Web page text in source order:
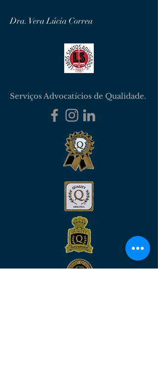
Dra. Vera Lúcia Correa
Serviços Advocatícios de Qualidade.